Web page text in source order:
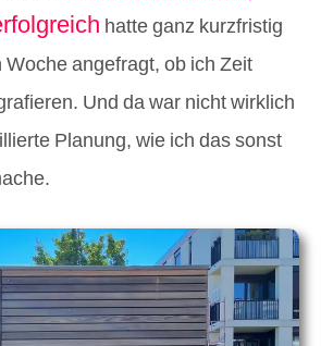
hatte ganz kurzfristig
Woche angefragt, ob ich Zeit
Und da war nicht wirklich
Planung, wie ich das sonst